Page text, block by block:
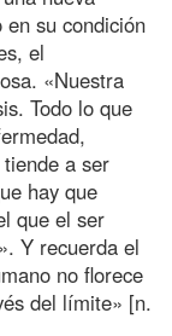
su condición
el
«Nuestra
Todo lo que
a ser
hay que
que el ser
Y recuerda el
no florece
del límite» [n.